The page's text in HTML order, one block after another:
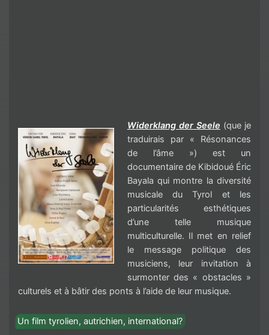
Widerklang der Seele (que je
traduirais par « Résonances
de l’âme ») est un
documentaire de Kibidoué Éric
Bayala qui montre la diversité
musicale du Tyrol et les
particularités esthétiques
d’une telle musique
multiculturelle. Il met en relief
le message politique des
musiciens, leur invitation à
surmonter des « obstacles »
culturels et à bâtir des ponts à l’aide de leur musique.
Un film tyrolien, autrichien, international?